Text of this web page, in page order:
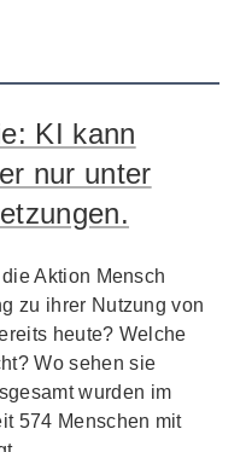
KI kann
nur unter
Aktion Mensch
zu ihrer Nutzung von
heute? Welche
Wo sehen sie
wurden im
574 Menschen mit